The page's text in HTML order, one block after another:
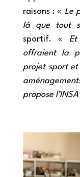
raisons : « Le
là que tout
sportif. «
offraient la
projet sport et
propose l’INSA